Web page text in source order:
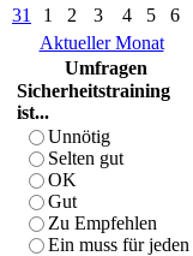
31
1 2 3 4 5
6
Aktueller Monat
Umfragen
Sicherheitstraining
ist...
Unnötig
Selten gut
OK
Gut
Zu Empfehlen
Ein muss für jeden